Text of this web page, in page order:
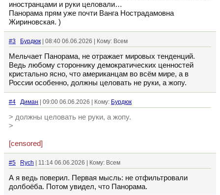
иностранцами и руки целовали…
Панорама прям уже почти Ванга Нострадамовна
Жириновская. )
#3 Бурдюк | 08:40 06.06.2026 | Кому: Всем
Мельчает Панорама, не отражает мировых тенденций.
Ведь любому стороннику демократических ценностей
кристально ясно, что американцам во всём мире, а в
России особенно, должны целовать не руки, а жопу.
#4 Диман | 09:00 06.06.2026 | Кому: Бурдюк
> должны целовать не руки, а жопу.
>
[censored]
#5 Rych | 11:14 06.06.2026 | Кому: Всем
А я ведь поверил. Первая мысль: не отфильтровали
долбоёба. Потом увидел, что Панорама.